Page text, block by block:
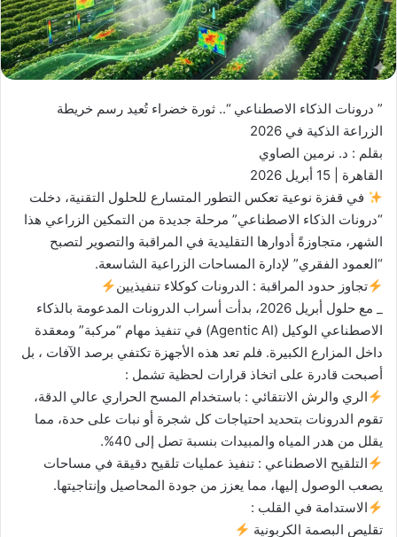
​” درونات الذكاء الاصطناعي “.. ثورة خضراء تُعيد رسم خريطة
الزراعة الذكية في 2026
​بقلم : د. نرمين الصاوي
​القاهرة | 15 أبريل 2026
​في قفزة نوعية تعكس التطور المتسارع للحلول التقنية، دخلت
“درونات الذكاء الاصطناعي” مرحلة جديدة من التمكين الزراعي هذا
الشهر، متجاوزةً أدوارها التقليدية في المراقبة والتصوير لتصبح
“العمود الفقري” لإدارة المساحات الزراعية الشاسعة.
​تجاوز حدود المراقبة : الدرونات كوكلاء تنفيذيين
_ ​مع حلول أبريل 2026، بدأت أسراب الدرونات المدعومة بالذكاء
الاصطناعي الوكيل (Agentic AI) في تنفيذ مهام “مركبة” ومعقدة
داخل المزارع الكبيرة. فلم تعد هذه الأجهزة تكتفي برصد الآفات ، بل
أصبحت قادرة على اتخاذ قرارات لحظية تشمل :
​الري والرش الانتقائي : باستخدام المسح الحراري عالي الدقة،
تقوم الدرونات بتحديد احتياجات كل شجرة أو نبات على حدة، مما
يقلل من هدر المياه والمبيدات بنسبة تصل إلى 40%.
​التلقيح الاصطناعي : تنفيذ عمليات تلقيح دقيقة في مساحات
يصعب الوصول إليها، مما يعزز من جودة المحاصيل وإنتاجيتها.
​الاستدامة في القلب :
تقليص البصمة الكربونية